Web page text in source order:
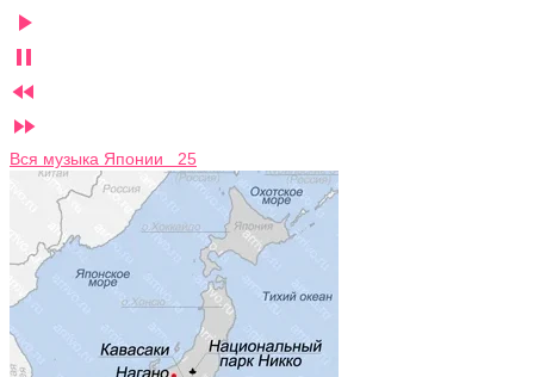




Вся музыка Японии 25